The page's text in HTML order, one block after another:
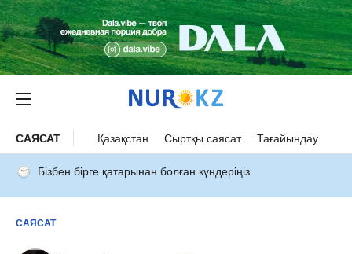
САЯСАТ Қазақстан Сыртқы саясат Тағайындау
Бізбен бірге қатарынан болған күндеріңіз
САЯСАТ